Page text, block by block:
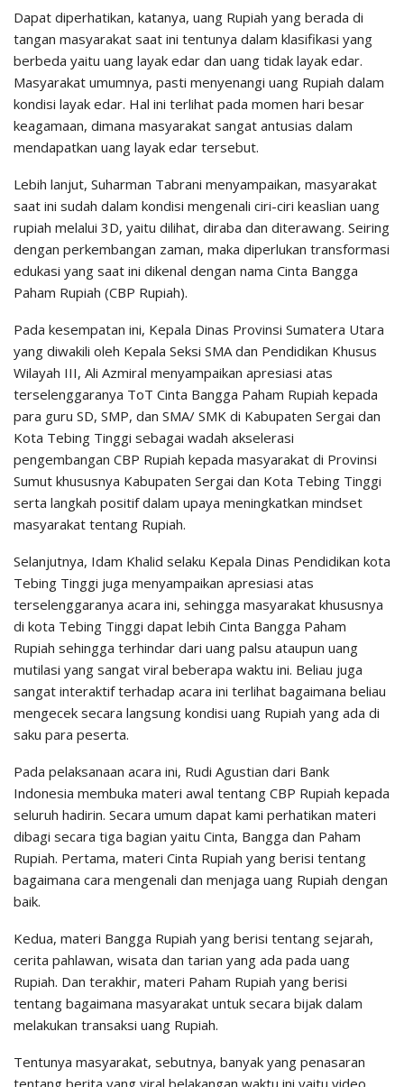
Dapat diperhatikan, katanya, uang Rupiah yang berada di
tangan masyarakat saat ini tentunya dalam klasifikasi yang
berbeda yaitu uang layak edar dan uang tidak layak edar.
Masyarakat umumnya, pasti menyenangi uang Rupiah dalam
kondisi layak edar. Hal ini terlihat pada momen hari besar
keagamaan, dimana masyarakat sangat antusias dalam
mendapatkan uang layak edar tersebut.
Lebih lanjut, Suharman Tabrani menyampaikan, masyarakat
saat ini sudah dalam kondisi mengenali ciri-ciri keaslian uang
rupiah melalui 3D, yaitu dilihat, diraba dan diterawang. Seiring
dengan perkembangan zaman, maka diperlukan transformasi
edukasi yang saat ini dikenal dengan nama Cinta Bangga
Paham Rupiah (CBP Rupiah).
Pada kesempatan ini, Kepala Dinas Provinsi Sumatera Utara
yang diwakili oleh Kepala Seksi SMA dan Pendidikan Khusus
Wilayah III, Ali Azmiral menyampaikan apresiasi atas
terselenggaranya ToT Cinta Bangga Paham Rupiah kepada
para guru SD, SMP, dan SMA/ SMK di Kabupaten Sergai dan
Kota Tebing Tinggi sebagai wadah akselerasi
pengembangan CBP Rupiah kepada masyarakat di Provinsi
Sumut khususnya Kabupaten Sergai dan Kota Tebing Tinggi
serta langkah positif dalam upaya meningkatkan mindset
masyarakat tentang Rupiah.
Selanjutnya, Idam Khalid selaku Kepala Dinas Pendidikan kota
Tebing Tinggi juga menyampaikan apresiasi atas
terselenggaranya acara ini, sehingga masyarakat khususnya
di kota Tebing Tinggi dapat lebih Cinta Bangga Paham
Rupiah sehingga terhindar dari uang palsu ataupun uang
mutilasi yang sangat viral beberapa waktu ini. Beliau juga
sangat interaktif terhadap acara ini terlihat bagaimana beliau
mengecek secara langsung kondisi uang Rupiah yang ada di
saku para peserta.
Pada pelaksanaan acara ini, Rudi Agustian dari Bank
Indonesia membuka materi awal tentang CBP Rupiah kepada
seluruh hadirin. Secara umum dapat kami perhatikan materi
dibagi secara tiga bagian yaitu Cinta, Bangga dan Paham
Rupiah. Pertama, materi Cinta Rupiah yang berisi tentang
bagaimana cara mengenali dan menjaga uang Rupiah dengan
baik.
Kedua, materi Bangga Rupiah yang berisi tentang sejarah,
cerita pahlawan, wisata dan tarian yang ada pada uang
Rupiah. Dan terakhir, materi Paham Rupiah yang berisi
tentang bagaimana masyarakat untuk secara bijak dalam
melakukan transaksi uang Rupiah.
Tentunya masyarakat, sebutnya, banyak yang penasaran